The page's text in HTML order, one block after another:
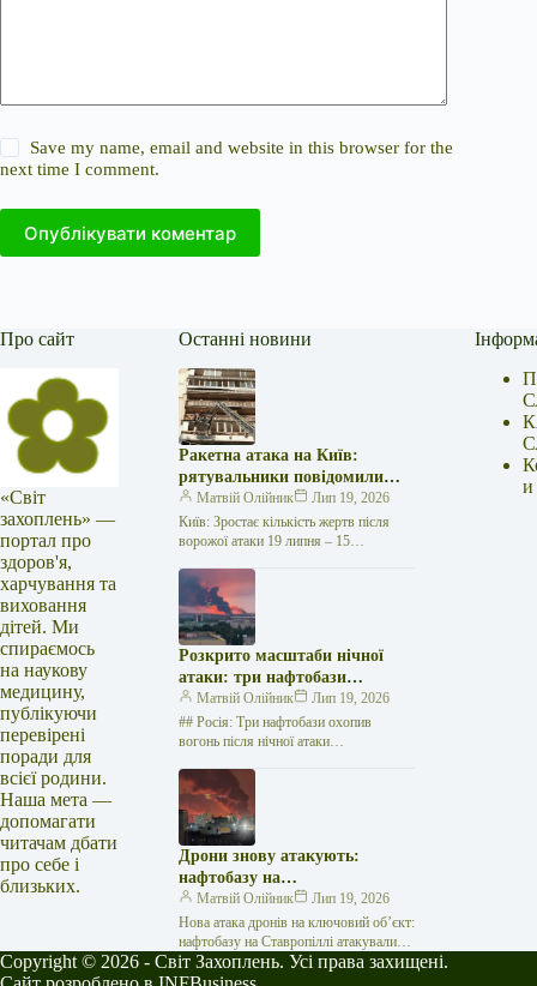
Save my name, email and website in this browser for the
next time I comment.
Опублікувати коментар
Про сайт
«Світ
захоплень» —
портал про
здоров'я,
харчування та
виховання
дітей. Ми
спираємось
на наукову
медицину,
публікуючи
перевірені
поради для
всієї родини.
Наша мета —
допомагати
читачам дбати
про себе і
близьких.
Останні новини
Ракетна атака на Київ:
рятувальники повідомили
про 15 поранених
Матвій Олійник
Лип 19, 2026
Київ: Зростає кількість жертв після
ворожої атаки 19 липня – 15
російської агресії, що сталася у
столиці…
Розкрито масштаби нічної
атаки: три нафтобази
палають у Ставрополі –
OSINT-аналіз
Матвій Олійник
Лип 19, 2026
## Росія: Три нафтобази охопив
вогонь після нічної атаки
головної державної санітарної лікарки
області Надії Оперчук…
Дрони знову атакують:
нафтобазу на
Ставропольщині вражено
втретє за два тижні
Матвій Олійник
Лип 19, 2026
Нова атака дронів на ключовий об’єкт:
нафтобазу на Ставропіллі атакували
втретє за два тижні У російському
місті Михайловськ, що на…
и
Copyright © 2026 - Світ Захоплень. Усі права захищені.